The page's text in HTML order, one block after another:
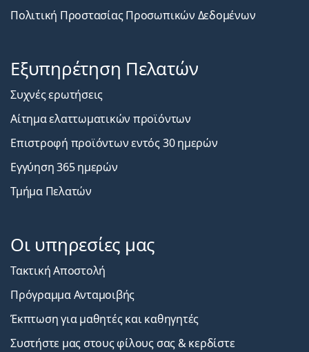
Πολιτική Προστασίας Προσωπικών Δεδομένων
Εξυπηρέτηση Πελατών
Συχνές ερωτήσεις
Αίτημα ελαττωματικών προϊόντων
Επιστροφή προϊόντων εντός 30 ημερών
Εγγύηση 365 ημερών
Τμήμα Πελατών
Οι υπηρεσίες μας
Τακτική Αποστολή
Πρόγραμμα Ανταμοιβής
Έκπτωση για μαθητές και καθηγητές
Συστήστε μας στους φίλους σας & κερδίστε